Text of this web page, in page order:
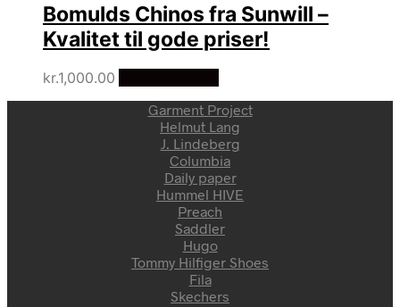
Bomulds Chinos fra Sunwill –
Kvalitet til gode priser!
kr.1,000.00
Garment Project
Helmut Lang
J. Lindeberg
Columbia
Daily paper
Hummel HIVE
Preach
Saddler
Hugo
Tommy Hilfiger Shoes
Fila
Skechers